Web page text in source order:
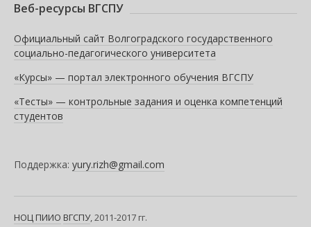
Веб-ресурсы ВГСПУ
Официальный сайт Волгоградского государственного
социально-педагогического университета
«Курсы» — портал электронного обучения ВГСПУ
«Тесты» — контрольные задания и оценка компетенций
студентов
Поддержка: yury.rizh@gmail.com
НОЦ ПИИО ВГСПУ, 2011-2017 гг.